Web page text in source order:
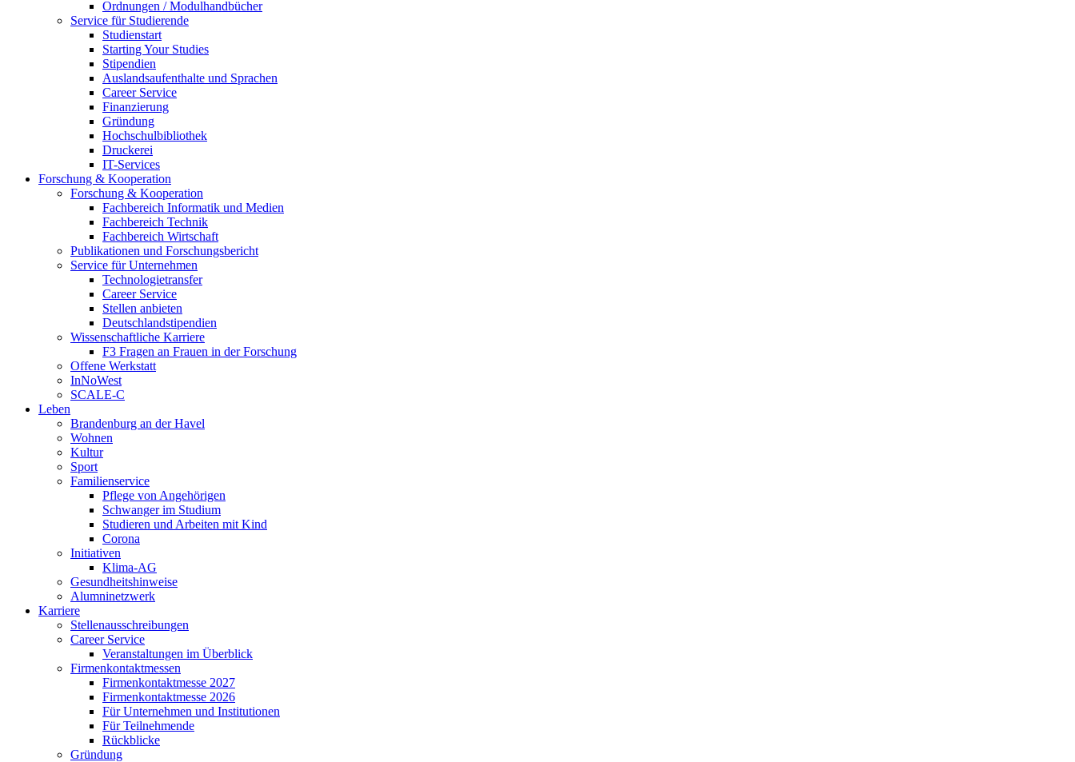
Ordnungen / Modulhandbücher
Service für Studierende
Studienstart
Starting Your Studies
Stipendien
Auslandsaufenthalte und Sprachen
Career Service
Finanzierung
Gründung
Hochschulbibliothek
Druckerei
IT-Services
Forschung & Kooperation
Forschung & Kooperation
Fachbereich Informatik und Medien
Fachbereich Technik
Fachbereich Wirtschaft
Publikationen und Forschungsbericht
Service für Unternehmen
Technologietransfer
Career Service
Stellen anbieten
Deutschlandstipendien
Wissenschaftliche Karriere
F3 Fragen an Frauen in der Forschung
Offene Werkstatt
InNoWest
SCALE-C
Leben
Brandenburg an der Havel
Wohnen
Kultur
Sport
Familienservice
Pflege von Angehörigen
Schwanger im Studium
Studieren und Arbeiten mit Kind
Corona
Initiativen
Klima-AG
Gesundheitshinweise
Alumninetzwerk
Karriere
Stellenausschreibungen
Career Service
Veranstaltungen im Überblick
Firmenkontaktmessen
Firmenkontaktmesse 2027
Firmenkontaktmesse 2026
Für Unternehmen und Institutionen
Für Teilnehmende
Rückblicke
Gründung